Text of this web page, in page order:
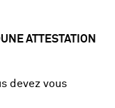
ATTESTATION
devez vous